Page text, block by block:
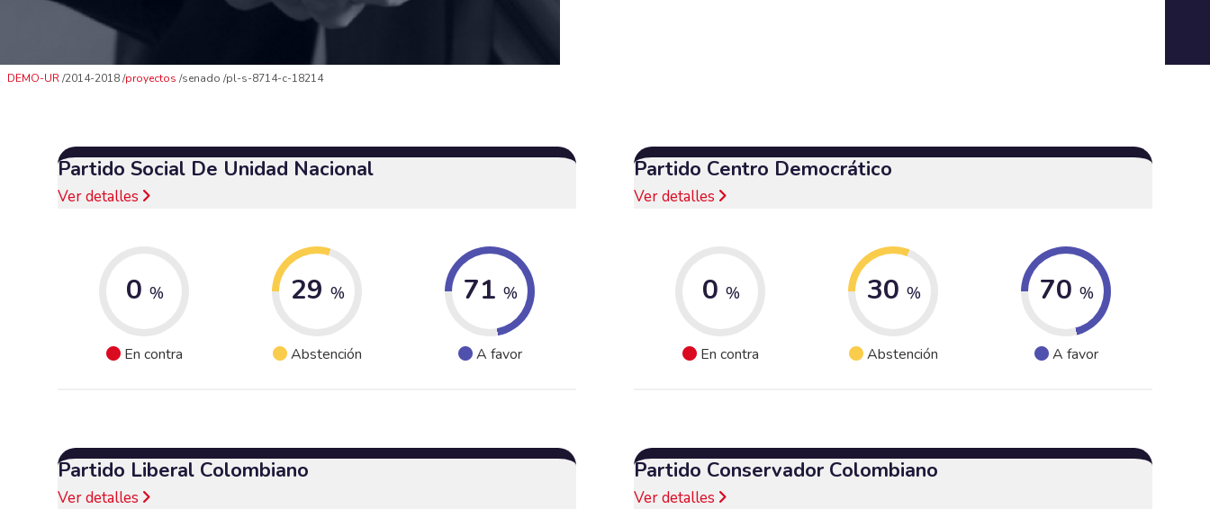
DEMO-UR 2014-2018 proyectos senado pl-s-8714-c-18214
Partido Social De Unidad Nacional
Ver detalles
0 %
En contra
29 %
Abstención
71 %
A favor
Partido Centro Democrático
Ver detalles
0 %
En contra
30 %
Abstención
70 %
A favor
Partido Liberal Colombiano
Ver detalles
Partido Conservador Colombiano
Ver detalles